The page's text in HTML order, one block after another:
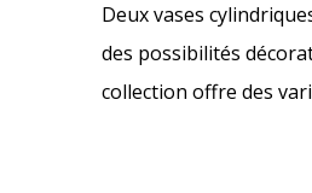
Deux vases
des possibilités
collection offre des